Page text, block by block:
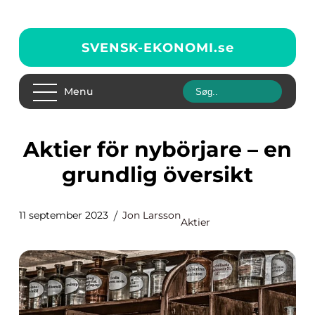
SVENSK-EKONOMI.se
Menu
Aktier för nybörjare – en
grundlig översikt
11 september 2023 Jon Larsson
Aktier